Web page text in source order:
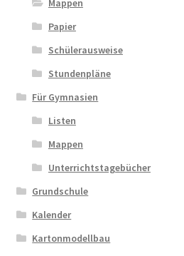
Mappen
Papier
Schülerausweise
Stundenpläne
Für Gymnasien
Listen
Mappen
Unterrichtstagebücher
Grundschule
Kalender
Kartonmodellbau